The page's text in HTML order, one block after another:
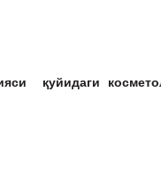
қуйидаги